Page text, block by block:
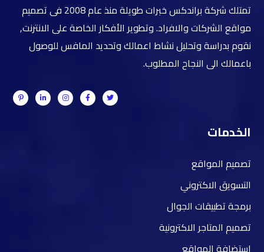
تمتلك شركة براندكس خبرات طويلة منذ عام 2008 فى تصميم
مواقع الشركات والافراد. وتطوير الأفكار الخاصة على الانترنت,
نقوم بدراسة وتحليل نشاط اعمالك وتحديد المافس للوصول
باعمالك الى النجاح المطلوب.
الخدمات
تصميم المواقع
التسويق الاكتروني
برمجة تطبيقات الجوال
تصميم المتاجر الاكترونية
استضافة المواقع